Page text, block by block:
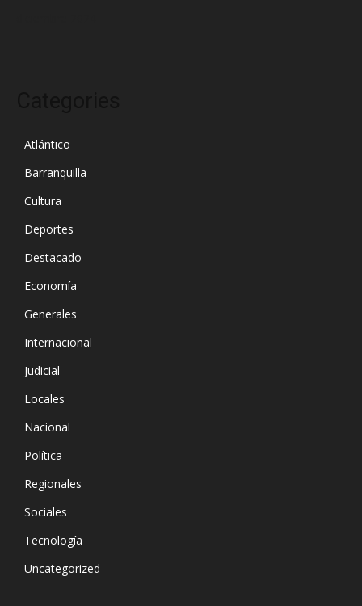
Atlántico
Barranquilla
Cultura
Deportes
Destacado
Economía
Generales
Internacional
Judicial
Locales
Nacional
Política
Regionales
Sociales
Tecnología
Uncategorized